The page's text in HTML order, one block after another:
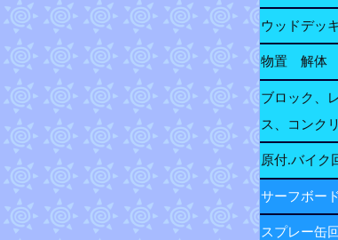
ウッドデッ
物置 解体
ブロック、
ス、コンク
原付.バイク
サーフボー
スプレー